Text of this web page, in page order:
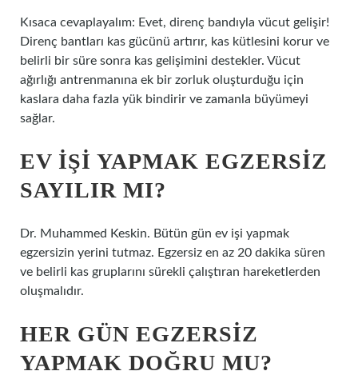
Kısaca cevaplayalım: Evet, direnç bandıyla vücut gelişir!
Direnç bantları kas gücünü artırır, kas kütlesini korur ve
belirli bir süre sonra kas gelişimini destekler. Vücut
ağırlığı antrenmanına ek bir zorluk oluşturduğu için
kaslara daha fazla yük bindirir ve zamanla büyümeyi
sağlar.
EV IŞI YAPMAK EGZERSIZ
SAYILIR MI?
Dr. Muhammed Keskin. Bütün gün ev işi yapmak
egzersizin yerini tutmaz. Egzersiz en az 20 dakika süren
ve belirli kas gruplarını sürekli çalıştıran hareketlerden
oluşmalıdır.
HER GÜN EGZERSIZ
YAPMAK DOĞRU MU?